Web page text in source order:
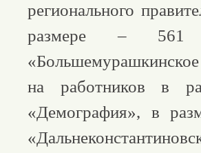
регионального
размере –
на работников в
«Демография», в